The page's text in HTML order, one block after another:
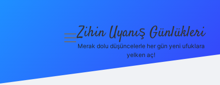
Politikası
menüyü
Zihin Uyanış Günlükleri
Merak dolu düşüncelerle her gün yeni ufuklara
yelken aç!